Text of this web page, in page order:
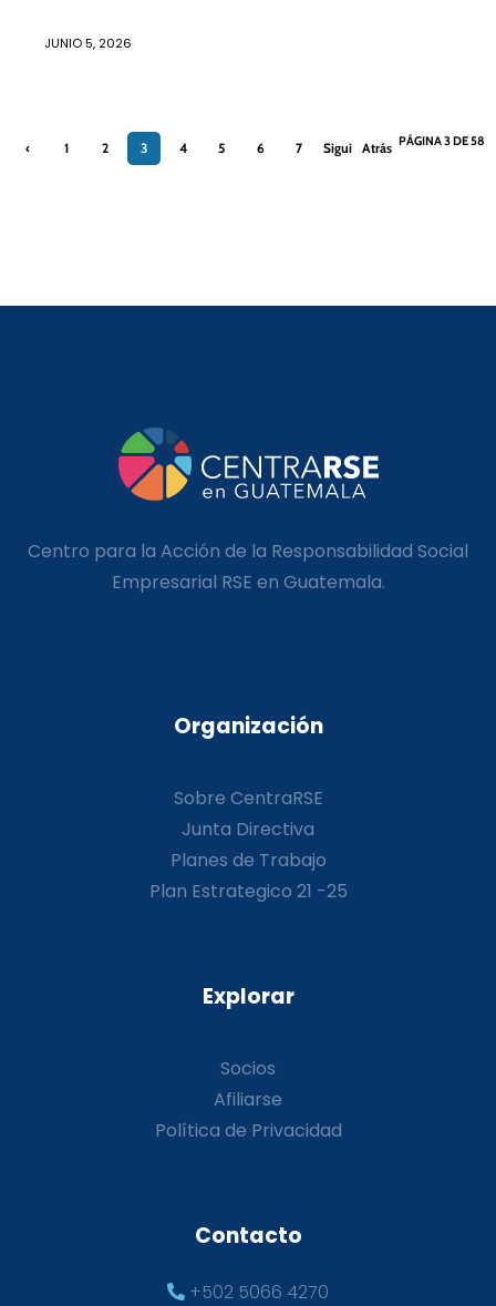
JUNIO 5, 2026
‹
1 2 3 4 5 6 7
Sigui Atrás PÁGINA 3 DE 58
Centro para la Acción de la Responsabilidad Social
Empresarial RSE en Guatemala.
Organización
Sobre CentraRSE
Junta Directiva
Planes de Trabajo
Plan Estrategico 21 -25
Explorar
Socios
Afiliarse
Política de Privacidad
Contacto
+502 5066 4270